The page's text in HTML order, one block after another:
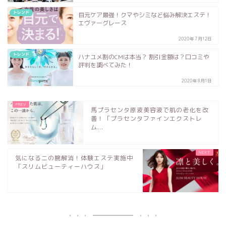
トレンド
目元ケア最強！クマやシミなど悩み解決エステ！
エヴァーグレース
2020年7月12日
トレンド
ハナユメ割のCMは本当？ 割引金額は？口コミや
評判を調べてみた！
2020年8月1日
馬プラセンタ原液美容液で肌の老化を改
善！「プラセンタファインエクストレ
ム...
気になる二の腕解消！体験エステ実施中
「スリムビューティーハウス」